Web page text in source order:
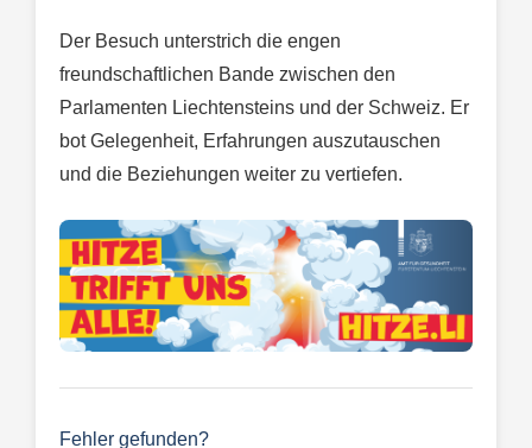
Der Besuch unterstrich die engen
freundschaftlichen Bande zwischen den
Parlamenten Liechtensteins und der Schweiz. Er
bot Gelegenheit, Erfahrungen auszutauschen
und die Beziehungen weiter zu vertiefen.
Fehler gefunden?